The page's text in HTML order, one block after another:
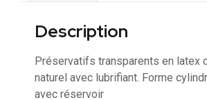
Description
Préservatifs transparents en latex
naturel avec lubrifiant. Forme
avec réservoir